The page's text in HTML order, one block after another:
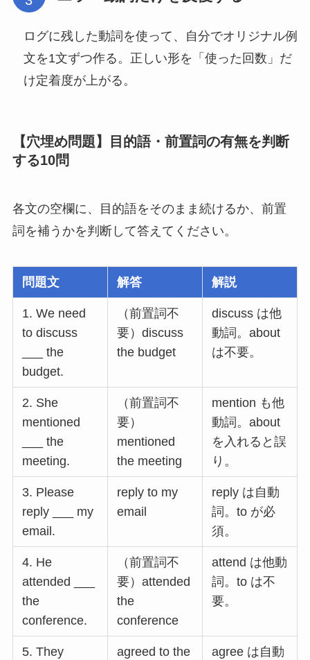
ログに残した動詞を使って、自分でオリジナル例
文を1文ずつ作る。正しい形を「使った回数」だ
け定着度が上がる。
【穴埋め問題】目的語・前置詞の有無を判断
する10問
各文の空欄に、目的語をそのまま続けるか、前置
詞を補うかを判断して答えてください。
問題文 解答 解説
1. We need
to discuss
___ the
budget.
（前置詞不
要）discuss
the budget
discuss は他
動詞。about
は不要。
2. She
mentioned
___ the
meeting.
（前置詞不
要）
mentioned
the meeting
mention も他
動詞。about
を入れると誤
り。
3. Please
reply ___ my
email.
reply to my
email
reply は自動
詞。to が必
須。
4. He
attended ___
the
conference.
（前置詞不
要）attended
the
conference
attend は他動
詞。to は不
要。
5. They
agreed to the
agree は自動